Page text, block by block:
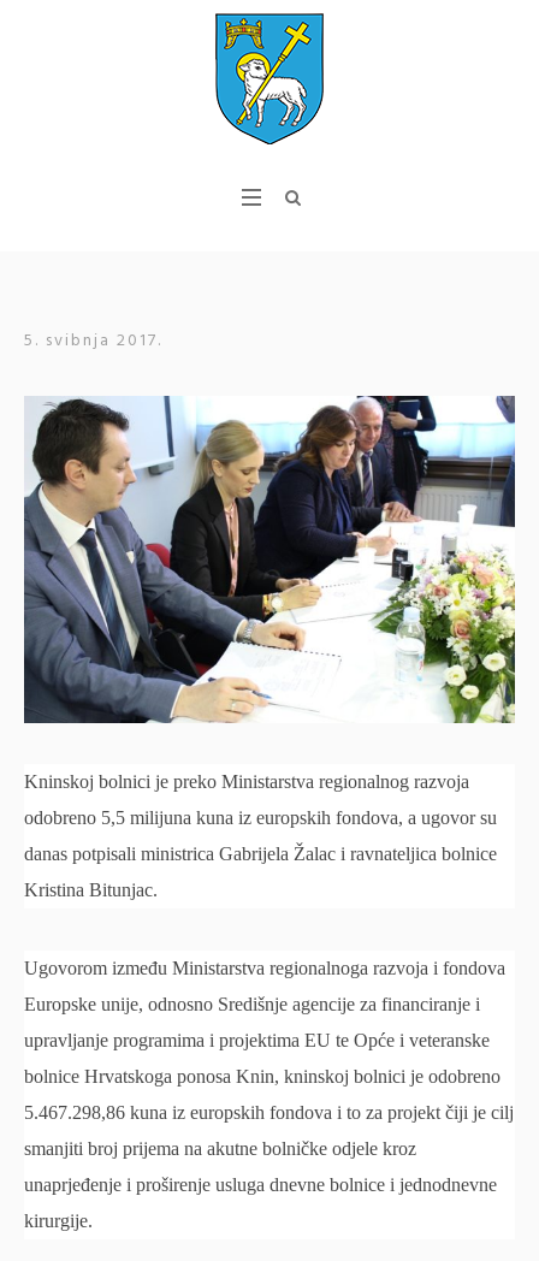
5. svibnja 2017.
Kninskoj bolnici je preko Ministarstva regionalnog razvoja
odobreno 5,5 milijuna kuna iz europskih fondova, a ugovor su
danas potpisali ministrica Gabrijela Žalac i ravnateljica bolnice
Kristina Bitunjac.
Ugovorom između Ministarstva regionalnoga razvoja i fondova
Europske unije, odnosno Središnje agencije za financiranje i
upravljanje programima i projektima EU te Opće i veteranske
bolnice Hrvatskoga ponosa Knin, kninskoj bolnici je odobreno
5.467.298,86 kuna iz europskih fondova i to za projekt čiji je cilj
smanjiti broj prijema na akutne bolničke odjele kroz
unaprjeđenje i proširenje usluga dnevne bolnice i jednodnevne
kirurgije.